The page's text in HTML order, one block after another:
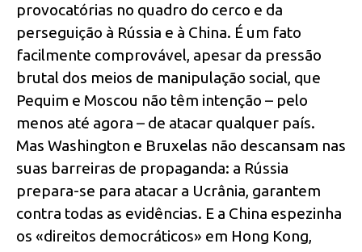
provocatórias no quadro do cerco e da
perseguição à Rússia e à China. É um fato
facilmente comprovável, apesar da pressão
brutal dos meios de manipulação social, que
Pequim e Moscou não têm intenção – pelo
menos até agora – de atacar qualquer país.
Mas Washington e Bruxelas não descansam nas
suas barreiras de propaganda: a Rússia
prepara-se para atacar a Ucrânia, garantem
contra todas as evidências. E a China espezinha
os «direitos democráticos» em Hong Kong,